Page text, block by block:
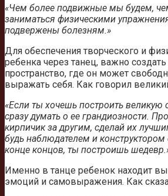
«Чем более подвижные мы будем,
заниматься физическими
подвержены болезням.»
Для обеспечения творческого и
ребенка через танец, важно
пространство, где он может
выражать себя. Как говорил
«Если ты хочешь построить великую
сразу думать о ее грандиозности.
кирпичик за другим, сделай их
будь наблюдателем и
конце концов, ты построишь
Именно в танце ребенок находит
эмоций и самовыражения. Как